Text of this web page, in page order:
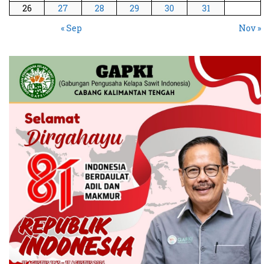
26
27 28 29 30
31
« Sep
Nov »